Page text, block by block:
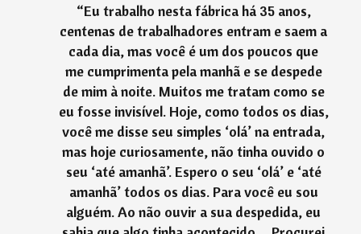
“Eu trabalho nesta fábrica há 35 anos,
centenas de trabalhadores entram e saem a
cada dia, mas você é um dos poucos que
me cumprimenta pela manhã e se despede
de mim à noite. Muitos me tratam como se
eu fosse invisível. Hoje, como todos os dias,
você me disse seu simples ‘olá’ na entrada,
mas hoje curiosamente, não tinha ouvido o
seu ‘até amanhã’. Espero o seu ‘olá’ e ‘até
amanhã’ todos os dias. Para você eu sou
alguém. Ao não ouvir a sua despedida, eu